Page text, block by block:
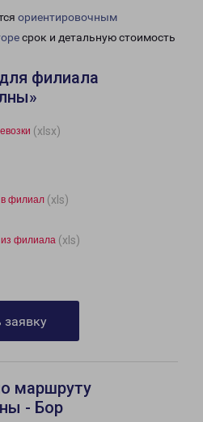
ориентировочным
срок и детальную стоимость
филиала
(xlsx)
филиал (xls)
филиала (xls)
маршруту
- Бор